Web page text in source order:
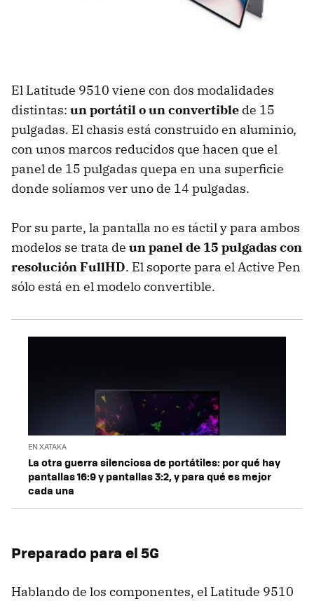
El Latitude 9510 viene con dos modalidades
distintas: un portátil o un convertible de 15
pulgadas. El chasis está construido en aluminio,
con unos marcos reducidos que hacen que el
panel de 15 pulgadas quepa en una superficie
donde solíamos ver uno de 14 pulgadas.
Por su parte, la pantalla no es táctil y para ambos
modelos se trata de un panel de 15 pulgadas con
resolución FullHD. El soporte para el Active Pen
sólo está en el modelo convertible.
EN XATAKA
La otra guerra silenciosa de portátiles: por qué hay
pantallas 16:9 y pantallas 3:2, y para qué es mejor
cada una
Preparado para el 5G
Hablando de los componentes, el Latitude 9510